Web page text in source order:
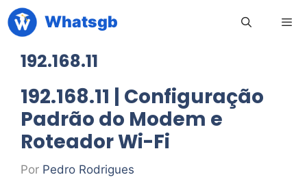
Pular
para
conteúdo
Whatsgb
192.168.11
192.168.11 | Configuração
Padrão do Modem e
Roteador Wi-Fi
Por Pedro Rodrigues